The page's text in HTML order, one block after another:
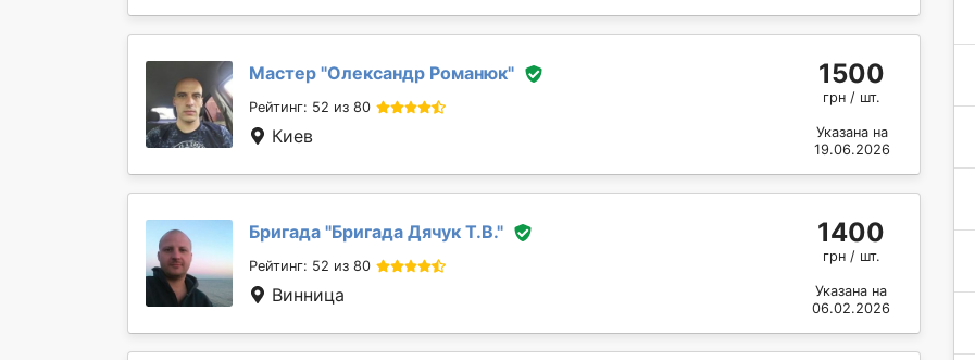
Мастер "Олександр Романюк"
Рейтинг: 52 из 80
Киев
1500
грн / шт.
Указана на
19.06.2026
Бригада "Бригада Дячук Т.В."
Рейтинг: 52 из 80
Винница
1400
грн / шт.
Указана на
06.02.2026